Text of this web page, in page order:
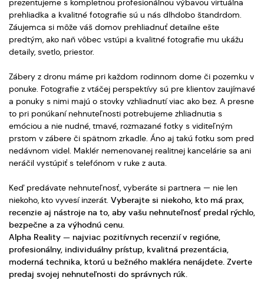
prezentujeme s kompletnou profesionálnou výbavou virtuálna
prehliadka a kvalitné fotografie sú u nás dlhdobo štandrdom.
Záujemca si môže váš domov prehliadnuť detailne ešte
predtým, ako naň vôbec vstúpi a kvalitné fotografie mu ukážu
detaily, svetlo, priestor.
Zábery z dronu máme pri každom rodinnom dome či pozemku v
ponuke. Fotografie z vtáčej perspektívy sú pre klientov zaujímavé
a ponuky s nimi majú o stovky vzhliadnutí viac ako bez. A presne
to pri ponúkaní nehnuteľnosti potrebujeme zhliadnutia s
emóciou a nie nudné, tmavé, rozmazané fotky s viditeľným
prstom v zábere či spätnom zrkadle. Áno aj takú fotku som pred
nedávnom videl. Maklér nemenovanej realitnej kancelárie sa ani
neráčil vystúpiť s telefónom v ruke z auta.
Keď predávate nehnuteľnosť, vyberáte si partnera — nie len
niekoho, kto vyvesí inzerát. Vyberajte si niekoho, kto má prax,
recenzie aj nástroje na to, aby vašu nehnuteľnosť predal rýchlo,
bezpečne a za výhodnú cenu.
Alpha Reality — najviac pozitívnych recenzií v regióne,
profesionálny, individuálny prístup, kvalitná prezentácia,
moderná technika, ktorú u bežného makléra nenájdete. Zverte
predaj svojej nehnuteľnosti do správnych rúk.